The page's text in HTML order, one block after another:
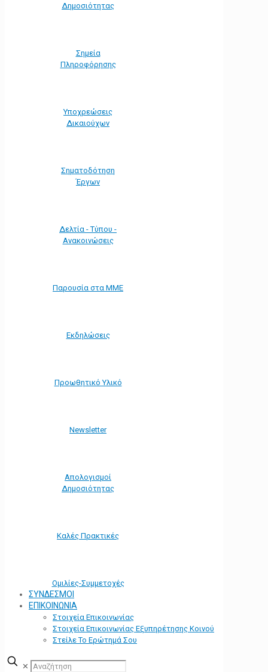
Δημοσιότητας
Σημεία
Πληροφόρησης
Υποχρεώσεις
Δικαιούχων
Σηματοδότηση
Έργων
Δελτία - Τύπου -
Ανακοινώσεις
Παρουσία στα ΜΜΕ
Εκδηλώσεις
Προωθητικό Υλικό
Νewsletter
Απολογισμοί
Δημοσιότητας
Καλές Πρακτικές
Ομιλίες-Συμμετοχές
ΣΥΝΔΕΣΜΟΙ
ΕΠΙΚΟΙΝΩΝΙΑ
Στοιχεία Επικοινωνίας
Στοιχεία Επικοινωνίας Εξυπηρέτησης Κοινού
Στείλε Το Ερώτημά Σου
✕